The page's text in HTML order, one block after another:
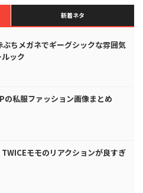
新着ネタ
ぶちメガネでギーグシックな雰囲気
ック
の私服ファッション画像まとめ
モモのリアクションが良すぎ